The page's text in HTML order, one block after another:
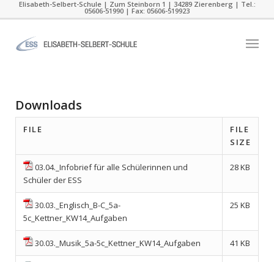
Elisabeth-Selbert-Schule | Zum Steinborn 1 | 34289 Zierenberg | Tel.:
05606-51990 | Fax: 05606-519923
Downloads
FILE
FILE
SIZE
03.04._Infobrief für alle Schülerinnen und
Schüler der ESS
28 KB
30.03._Englisch_B-C_5a-
5c_Kettner_KW14_Aufgaben
25 KB
30.03._Musik_5a-5c_Kettner_KW14_Aufgaben 41 KB